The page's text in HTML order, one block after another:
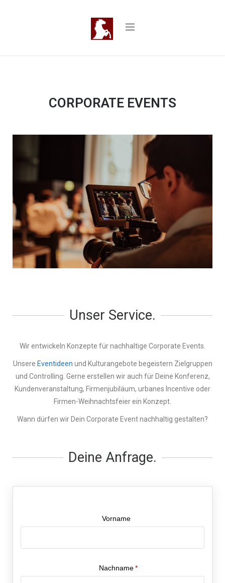
CORPORATE EVENTS
Unser Service.​
Wir entwickeln Konzepte für nachhaltige Corporate Events.
Unsere Eventideen und Kulturangebote begeistern Zielgruppen
und Controlling. Gerne erstellen wir auch für Deine Konferenz,
Kundenveranstaltung, Firmenjubiläum, urbanes Incentive oder
Firmen-Weihnachtsfeier ein Konzept.
Wann dürfen wir Dein Corporate Event nachhaltig gestalten?
Deine Anfrage.​
Vorname
Nachname*